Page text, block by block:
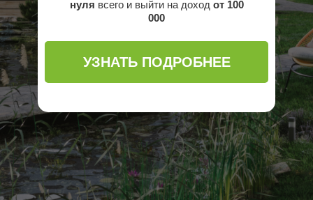
нуля всего и выйти на доход от 100
000
УЗНАТЬ ПОДРОБНЕЕ